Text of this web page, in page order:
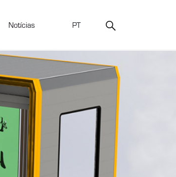
Notícias PT